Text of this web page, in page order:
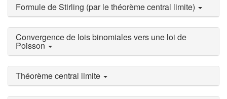
Formule de Stirling (par le théorème central limite)
Convergence de lois binomiales vers une loi de
Poisson
Théorème central limite